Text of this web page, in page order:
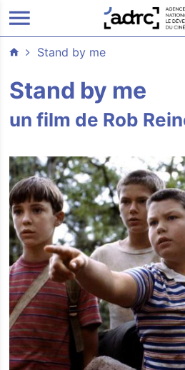
ALLER AU
Stand by me
Stand by me
un film de Rob